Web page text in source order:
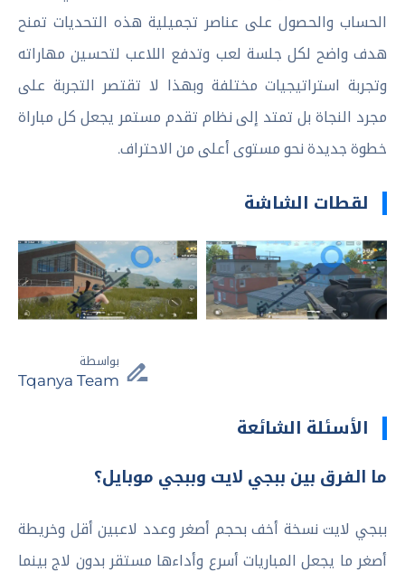
الحساب والحصول على عناصر تجميلية هذه التحديات تمنح
هدف واضح لكل جلسة لعب وتدفع اللاعب لتحسين مهاراته
وتجربة استراتيجيات مختلفة وبهذا لا تقتصر التجربة على
مجرد النجاة بل تمتد إلى نظام تقدم مستمر يجعل كل مباراة
خطوة جديدة نحو مستوى أعلى من الاحتراف.
لقطات الشاشة
بواسطة
Tqanya Team
الأسئلة الشائعة
ما الفرق بين ببجي لايت وببجي موبايل؟
ببجي لايت نسخة أخف بحجم أصغر وعدد لاعبين أقل وخريطة
أصغر ما يجعل المباريات أسرع وأداءها مستقر بدون لاج بينما